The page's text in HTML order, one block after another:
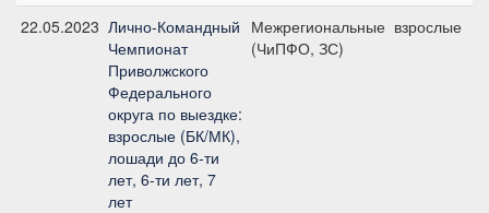
22.05.2023 Лично-Командный
Чемпионат
Приволжского
Федерального
округа по выездке:
взрослые (БК/МК),
лошади до 6-ти
лет, 6-ти лет, 7
лет
Межрегиональные
(ЧиПФО, ЗС)
взрослые